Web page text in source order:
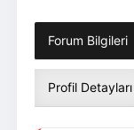
Forum Bilgileri
Profil Detayları